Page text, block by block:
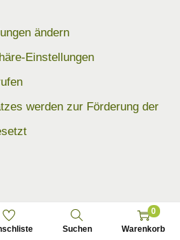
Suchen
0
Warenkorb
ändern
Einstellungen
werden zur Förderung der
LIVING
Datenschutzerklärung